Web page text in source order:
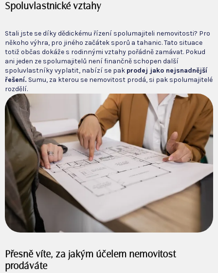
Spoluvlastnické vztahy
Stali jste se díky dědickému řízení spolumajiteli nemovitosti? Pro
někoho výhra, pro jiného začátek sporů a tahanic. Tato situace
totiž občas dokáže s rodinnými vztahy pořádně zamávat. Pokud
ani jeden ze spolumajitelů není finančně schopen další
spoluvlastníky vyplatit, nabízí se pak prodej jako nejsnadnější
řešení. Sumu, za kterou se nemovitost prodá, si pak spolumajitelé
rozdělí.
Přesně víte, za jakým účelem nemovitost
prodáváte